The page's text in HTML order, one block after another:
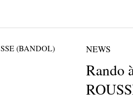
NEWS
Rando